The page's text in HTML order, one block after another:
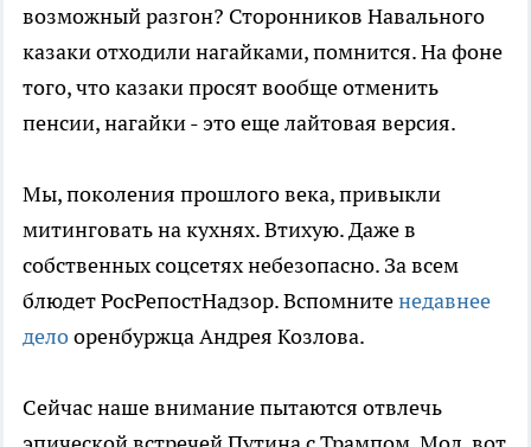
возможный разгон? Сторонников Навального
казаки отходили нагайками, помнится. На фоне
того, что казаки просят вообще отменить
пенсии, нагайки - это еще лайтовая версия.
Мы, поколения прошлого века, привыкли
митинговать на кухнях. Втихую. Даже в
собственных соцсетях небезопасно. За всем
блюдет РосРепостНадзор. Вспомнитенедавнее
делооренбуржца Андрея Козлова.
Сейчас наше внимание пытаются отвлечь